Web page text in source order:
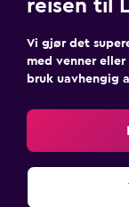
reisen til
Vi gjør det
med venner
bruk uavhengig